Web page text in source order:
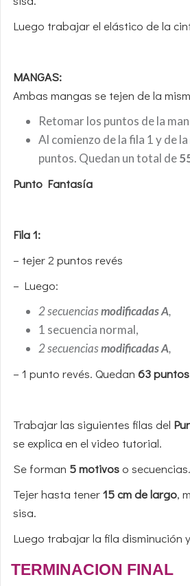
Luego trabajar el elástico de la
MANGAS:
Ambas mangas se tejen de la
Retomar los puntos de la
Al comienzo de la fila 1 y de
puntos. Quedan un total de
Punto Fantasía
Fila 1:
– tejer 2 puntos revés
– Luego:
2 secuenciasmodificadas A,
1 secuencia normal,
2 secuenciasmodificadas A,
– 1 punto revés. Quedan 63 puntos
Trabajar las siguientes filas del
se explica en el video tutorial.
Se forman 5 motivoso secuencias.
Tejer hasta tener15 cm de largo,
sisa.
Luego trabajar la fila disminución
TERMINACION FINAL